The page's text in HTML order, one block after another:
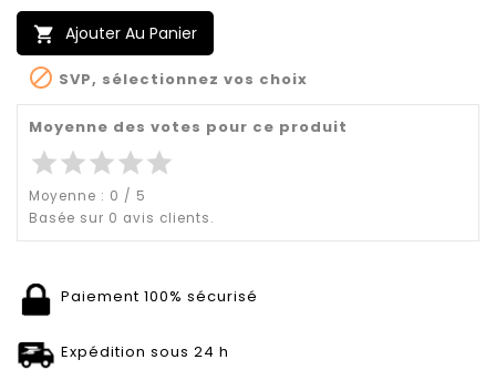
 Ajouter Au Panier
 SVP, sélectionnez vos choix
Moyenne des votes pour ce produit
starstarstarstarstar
Moyenne : 0 / 5
Basée sur 0 avis clients.
Paiement 100% sécurisé
Expédition sous 24 h